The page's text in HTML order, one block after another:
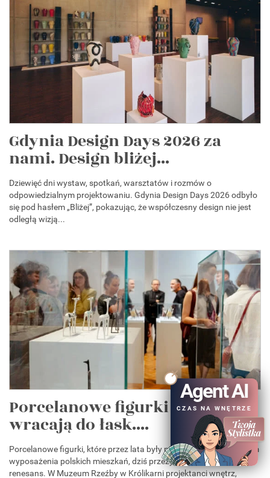
Gdynia Design Days 2026 za
nami. Design bliżej...
Dziewięć dni wystaw, spotkań, warsztatów i rozmów o
odpowiedzialnym projektowaniu. Gdynia Design Days 2026 odbyło
się pod hasłem „Bliżej”, pokazując, że współczesny design nie jest
odległą wizją...
Porcelanowe figurki z PRL
wracają do łask....
Porcelanowe figurki, które przez lata były nieodłącznym elementem
wyposażenia polskich mieszkań, dziś przeżywają prawdziwy
renesans. W Muzeum Rzeźby w Królikarni projektanci wnętrz,
Agent AI
CZAS NA WNĘTRZE